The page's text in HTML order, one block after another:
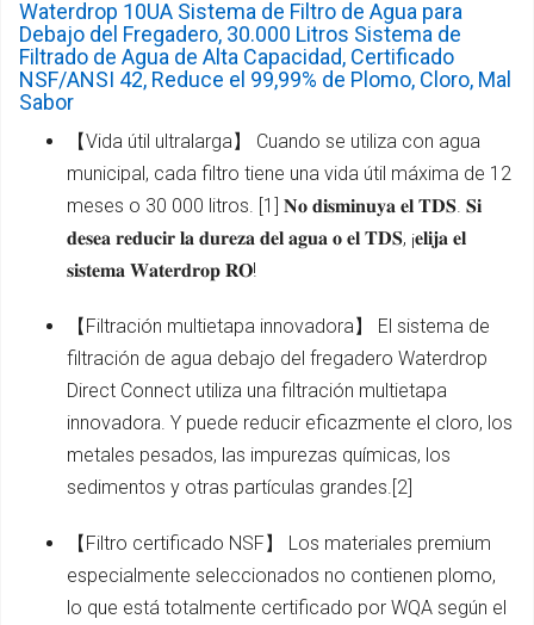
Waterdrop 10UA Sistema de Filtro de Agua para
Debajo del Fregadero, 30.000 Litros Sistema de
Filtrado de Agua de Alta Capacidad, Certificado
NSF/ANSI 42, Reduce el 99,99% de Plomo, Cloro, Mal
Sabor
【Vida útil ultralarga】 Cuando se utiliza con agua
municipal, cada filtro tiene una vida útil máxima de 12
meses o 30 000 litros. [1] 𝐍𝐨 𝐝𝐢𝐬𝐦𝐢𝐧𝐮𝐲𝐚 𝐞𝐥 𝐓𝐃𝐒. 𝐒𝐢
𝐝𝐞𝐬𝐞𝐚 𝐫𝐞𝐝𝐮𝐜𝐢𝐫 𝐥𝐚 𝐝𝐮𝐫𝐞𝐳𝐚 𝐝𝐞𝐥 𝐚𝐠𝐮𝐚 𝐨 𝐞𝐥 𝐓𝐃𝐒, ¡𝐞𝐥𝐢𝐣𝐚 𝐞𝐥
𝐬𝐢𝐬𝐭𝐞𝐦𝐚 𝐖𝐚𝐭𝐞𝐫𝐝𝐫𝐨𝐩 𝐑𝐎!
【Filtración multietapa innovadora】 El sistema de
filtración de agua debajo del fregadero Waterdrop
Direct Connect utiliza una filtración multietapa
innovadora. Y puede reducir eficazmente el cloro, los
metales pesados, las impurezas químicas, los
sedimentos y otras partículas grandes.[2]
【Filtro certificado NSF】 Los materiales premium
especialmente seleccionados no contienen plomo,
lo que está totalmente certificado por WQA según el